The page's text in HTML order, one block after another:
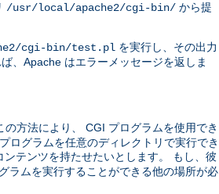
/usr/local/apache2/cgi-bin/ から提
cgi-bin/test.pl を実行し、その出力
、Apache はエラーメッセージを返しま
方法により、 CGI プログラムを使用でき
ログラムを任意のディレクトリで実行でき
テンツを持たせたいとします。 もし、彼
ラムを実行することができる他の場所が必